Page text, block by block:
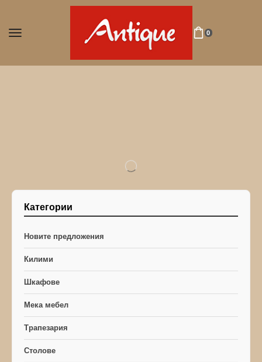
0
Категории
Новите предложения
Килими
Шкафове
Мека мебел
Трапезария
Столове